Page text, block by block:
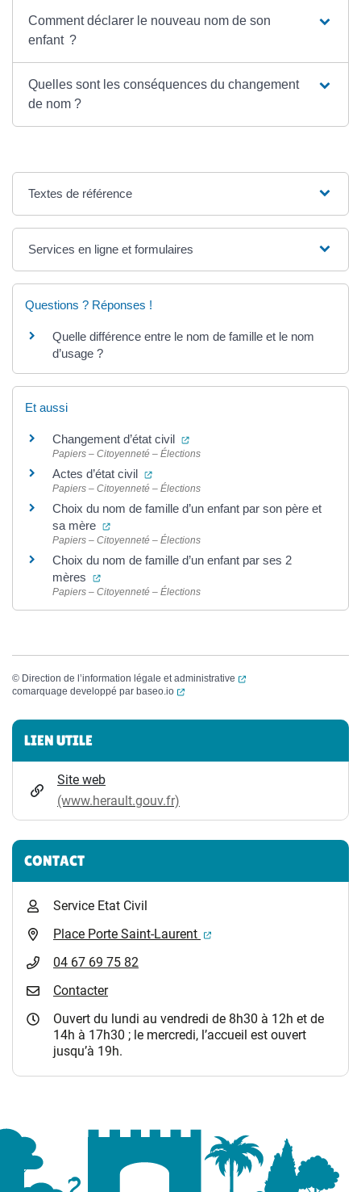
Comment déclarer le nouveau nom de son
enfant ?
Quelles sont les conséquences du changement
de nom ?
Textes de référence
Services en ligne et formulaires
Questions ? Réponses !
Quelle différence entre le nom de famille et le nom
d’usage ?
Et aussi
Changement d’état civil (ouverture dans un nouvel
Papiers – Citoyenneté – Élections
Actes d’état civil (ouverture dans un nouvel onglet)
Papiers – Citoyenneté – Élections
Choix du nom de famille d’un enfant par son père et
sa mère
(ouverture dans un nouvel onglet)
Papiers – Citoyenneté – Élections
Choix du nom de famille d’un enfant par ses 2
mères
(ouverture dans un nouvel onglet)
Papiers – Citoyenneté – Élections
© Direction de l’information légale et administrative
(ouverture dans un
comarquage developpé par baseo.io (ouverture dans un nouvel onglet)
Informations complémentaires
LIEN UTILE
Site web
(www.herault.gouv.fr)
CONTACT
Service Etat Civil
Place Porte Saint-Laurent
(ouverture dans un
04 67 69 75 82
Contacter
Ouvert du lundi au vendredi de 8h30 à 12h et de
14h à 17h30 ; le mercredi, l’accueil est ouvert
jusqu’à 19h.